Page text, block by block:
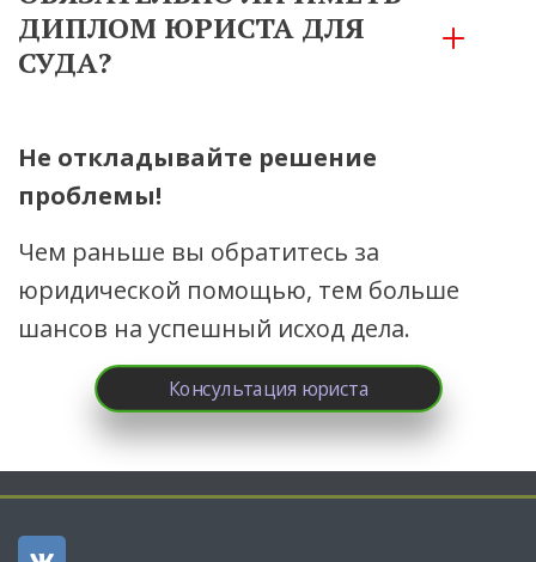
ДИПЛОМ ЮРИСТА ДЛЯ
СУДА?
Не откладывайте решение
проблемы!
Чем раньше вы обратитесь за
юридической помощью, тем больше
шансов на успешный исход дела.
Консультация юриста